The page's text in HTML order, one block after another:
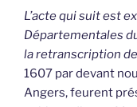
L’acte qui suit est
Départementales
la retranscription de
1607 par devant
Angers, feurent